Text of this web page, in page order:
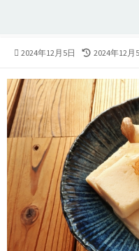
公
日
2024年12月5日
最
更
新
日
2024年12月